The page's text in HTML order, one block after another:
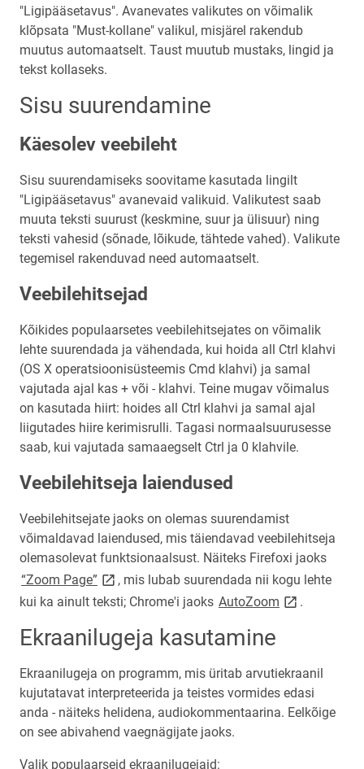
"Ligipääsetavus". Avanevates valikutes on võimalik
klõpsata "Must-kollane" valikul, misjärel rakendub
muutus automaatselt. Taust muutub mustaks, lingid ja
tekst kollaseks.
Sisu suurendamine
Käesolev veebileht
Sisu suurendamiseks soovitame kasutada lingilt
"Ligipääsetavus" avanevaid valikuid. Valikutest saab
muuta teksti suurust (keskmine, suur ja ülisuur) ning
teksti vahesid (sõnade, lõikude, tähtede vahed). Valikute
tegemisel rakenduvad need automaatselt.
Veebilehitsejad
Kõikides populaarsetes veebilehitsejates on võimalik
lehte suurendada ja vähendada, kui hoida all Ctrl klahvi
(OS X operatsioonisüsteemis Cmd klahvi) ja samal
vajutada ajal kas + või - klahvi. Teine mugav võimalus
on kasutada hiirt: hoides all Ctrl klahvi ja samal ajal
liigutades hiire kerimisrulli. Tagasi normaalsuurusesse
saab, kui vajutada samaaegselt Ctrl ja 0 klahvile.
Veebilehitseja laiendused
Veebilehitsejate jaoks on olemas suurendamist
võimaldavad laiendused, mis täiendavad veebilehitseja
olemasolevat funktsionaalsust. Näiteks Firefoxi jaoks
“Zoom Page” link opens on new page
, mis lubab suurendada nii kogu lehte
kui ka ainult teksti; Chrome'i jaoks AutoZoom link opens on
.
Ekraanilugeja kasutamine
Ekraanilugeja on programm, mis üritab arvutiekraanil
kujutatavat interpreteerida ja teistes vormides edasi
anda - näiteks helidena, audiokommentaarina. Eelkõige
on see abivahend vaegnägijate jaoks.
Valik populaarseid ekraanilugejaid: